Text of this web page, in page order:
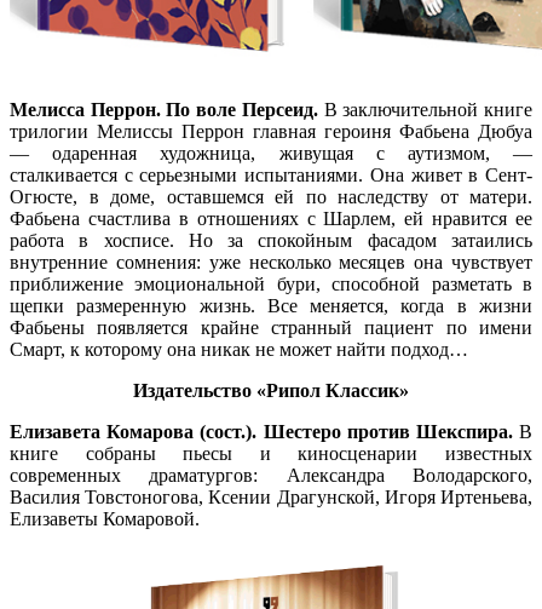
Мелисса Перрон. По воле Персеид. В заключительной книге
трилогии Мелиссы Перрон главная героиня Фабьена Дюбуа
— одаренная художница, живущая с аутизмом, —
сталкивается с серьезными испытаниями. Она живет в Сент-
Огюсте, в доме, оставшемся ей по наследству от матери.
Фабьена счастлива в отношениях с Шарлем, ей нравится ее
работа в хосписе. Но за спокойным фасадом затаились
внутренние сомнения: уже несколько месяцев она чувствует
приближение эмоциональной бури, способной разметать в
щепки размеренную жизнь. Все меняется, когда в жизни
Фабьены появляется крайне странный пациент по имени
Смарт, к которому она никак не может найти подход…
Издательство «Рипол Классик»
Елизавета Комарова (сост.). Шестеро против Шекспира.В
книге собраны пьесы и киносценарии известных
современных драматургов: Александра Володарского,
Василия Товстоногова, Ксении Драгунской, Игоря Иртеньева,
Елизаветы Комаровой.